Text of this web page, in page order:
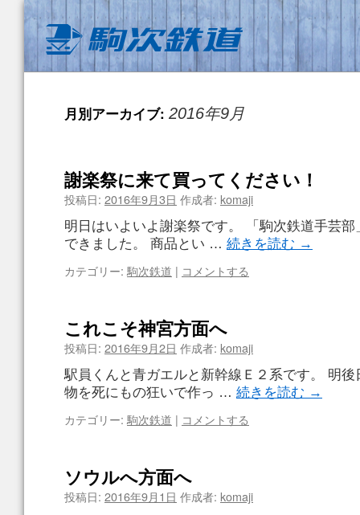
月別アーカイブ: 2016年9月
謝楽祭に来て買ってください！
投稿日: 2016年9月3日 作成者: komaji
明日はいよいよ謝楽祭です。 「駒次鉄道手芸部
できました。 商品とい … 続きを読む →
カテゴリー: 駒次鉄道 | コメントする
これこそ神宮方面へ
投稿日: 2016年9月2日 作成者: komaji
駅員くんと青ガエルと新幹線Ｅ２系です。 明後
物を死にもの狂いで作っ … 続きを読む →
カテゴリー: 駒次鉄道 | コメントする
ソウルへ方面へ
投稿日: 2016年9月1日 作成者: komaji